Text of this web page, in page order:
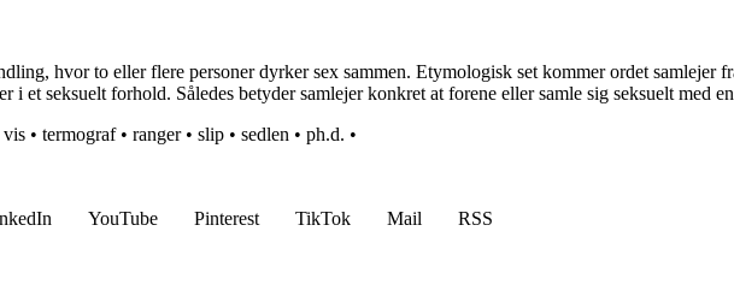
hvor to eller flere personer dyrker sex sammen. Etymologisk set kommer ordet samlejer
i et seksuelt forhold. Således betyder samlejer konkret at forene eller samle sig seksuelt med
vis • termograf• ranger• slip • sedlen • ph.d. •
YouTube Pinterest TikTok Mail
RSS